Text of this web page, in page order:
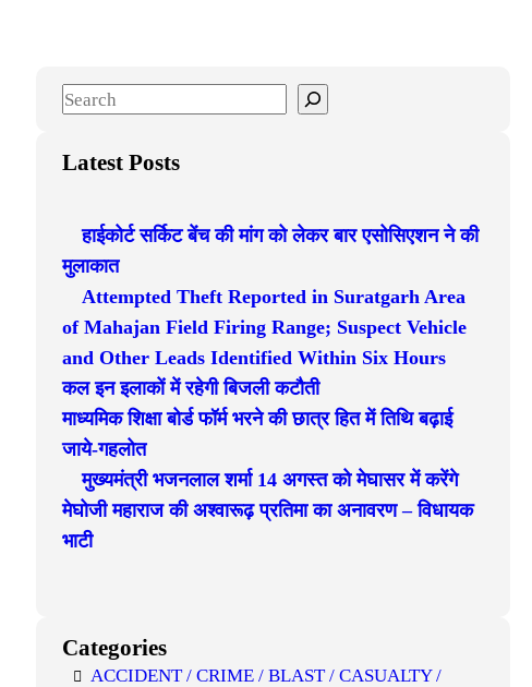
S
a
Latest Posts
हाईकोर्ट सर्किट बेंच की मांग को लेकर बार एसोसिएशन ने की
मुलाकात
Attempted Theft Reported in Suratgarh Area
of Mahajan Field Firing Range; Suspect Vehicle
and Other Leads Identified Within Six Hours
कल इन इलाकों में रहेगी बिजली कटौती
माध्यमिक शिक्षा बोर्ड फॉर्म भरने की छात्र हित में तिथि बढ़ाई
जाये-गहलोत
मुख्यमंत्री भजनलाल शर्मा 14 अगस्त को मेघासर में करेंगे
मेघोजी महाराज की अश्वारूढ़ प्रतिमा का अनावरण – विधायक
भाटी
Categories
ACCIDENT / CRIME / BLAST / CASUALTY /